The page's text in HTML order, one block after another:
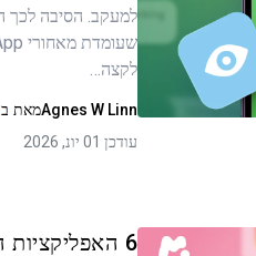
לקצה…
Agnes W Linnמאת ב
עודכן 01 יונ, 2026
6